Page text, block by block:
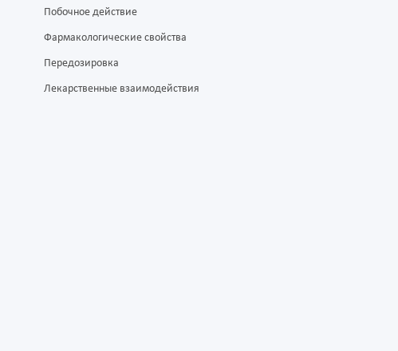
Побочное действие
Фармакологические свойства
Передозировка
Лекарственные взаимодействия